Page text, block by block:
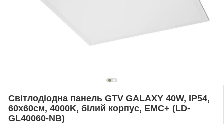
Світлодіодна панель GTV GALAXY 40W, IP54,
60x60см, 4000K, білий корпус, EMC+ (LD-
GL40060-NB)